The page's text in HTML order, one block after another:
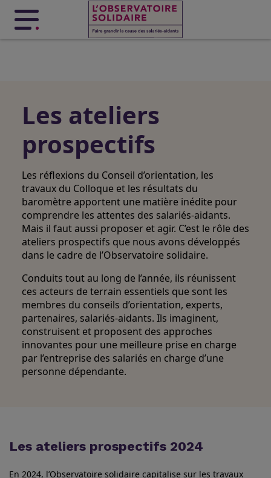
Menu principal
Les ateliers
prospectifs
Les réflexions du Conseil d’orientation, les
travaux du Colloque et les résultats du
baromètre apportent une matière inédite pour
comprendre les attentes des salariés-aidants.
Mais il faut aussi proposer et agir. C’est le rôle des
ateliers prospectifs que nous avons développés
dans le cadre de l’Observatoire solidaire.
Conduits tout au long de l’année, ils réunissent
ces acteurs de terrain essentiels que sont les
membres du conseils d’orientation, experts,
partenaires, salariés-aidants. Ils imaginent,
construisent et proposent des approches
innovantes pour une meilleure prise en charge
par l’entreprise des salariés en charge d’une
personne dépendante.
Les ateliers prospectifs 2024
En 2024, l’Observatoire solidaire capitalise sur les travaux